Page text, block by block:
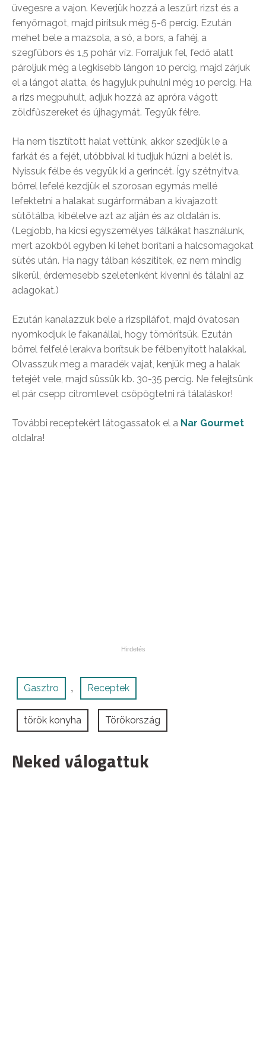
üvegesre a vajon. Keverjük hozzá a leszűrt rizst és a
fenyőmagot, majd pirítsuk még 5-6 percig. Ezután
mehet bele a mazsola, a só, a bors, a fahéj, a
szegfűbors és 1,5 pohár víz. Forraljuk fel, fedő alatt
pároljuk még a legkisebb lángon 10 percig, majd zárjuk
el a lángot alatta, és hagyjuk puhulni még 10 percig. Ha
a rizs megpuhult, adjuk hozzá az apróra vágott
zöldfűszereket és újhagymát. Tegyük félre.
Ha nem tisztított halat vettünk, akkor szedjük le a
farkát és a fejét, utóbbival ki tudjuk húzni a belét is.
Nyissuk félbe és vegyük ki a gerincét. Így szétnyitva,
bőrrel lefelé kezdjük el szorosan egymás mellé
lefektetni a halakat sugárformában a kivajazott
sütőtálba, kibélelve azt az alján és az oldalán is.
(Legjobb, ha kicsi egyszemélyes tálkákat használunk,
mert azokból egyben ki lehet borítani a halcsomagokat
sütés után. Ha nagy tálban készítitek, ez nem mindig
sikerül, érdemesebb szeletenként kivenni és tálalni az
adagokat.)
Ezután kanalazzuk bele a rizspiláfot, majd óvatosan
nyomkodjuk le fakanállal, hogy tömörítsük. Ezután
bőrrel felfelé lerakva borítsuk be félbenyitott halakkal.
Olvasszuk meg a maradék vajat, kenjük meg a halak
tetejét vele, majd süssük kb. 30-35 percig. Ne felejtsünk
el pár csepp citromlevet csöpögtetni rá tálaláskor!
További receptekért látogassatok el a Nar Gourmet
oldalra!
Gasztro , Receptek
török konyha Törökország
Neked válogattuk